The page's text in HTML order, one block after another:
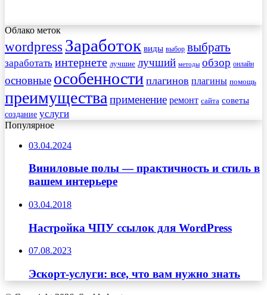
Облако меток
wordpress Заработок виды выбор выбрать
заработать интернете лучшие лучший методы обзор онлайн
основные особенности плагинов плагины помощь
преимущества применение ремонт сайта советы
создание услуги
Популярное
03.04.2024
Виниловые полы — практичность и стиль в
вашем интерьере
03.04.2018
Настройка ЧПУ ссылок для WordPress
07.08.2023
Эскорт-услуги: все, что вам нужно знать